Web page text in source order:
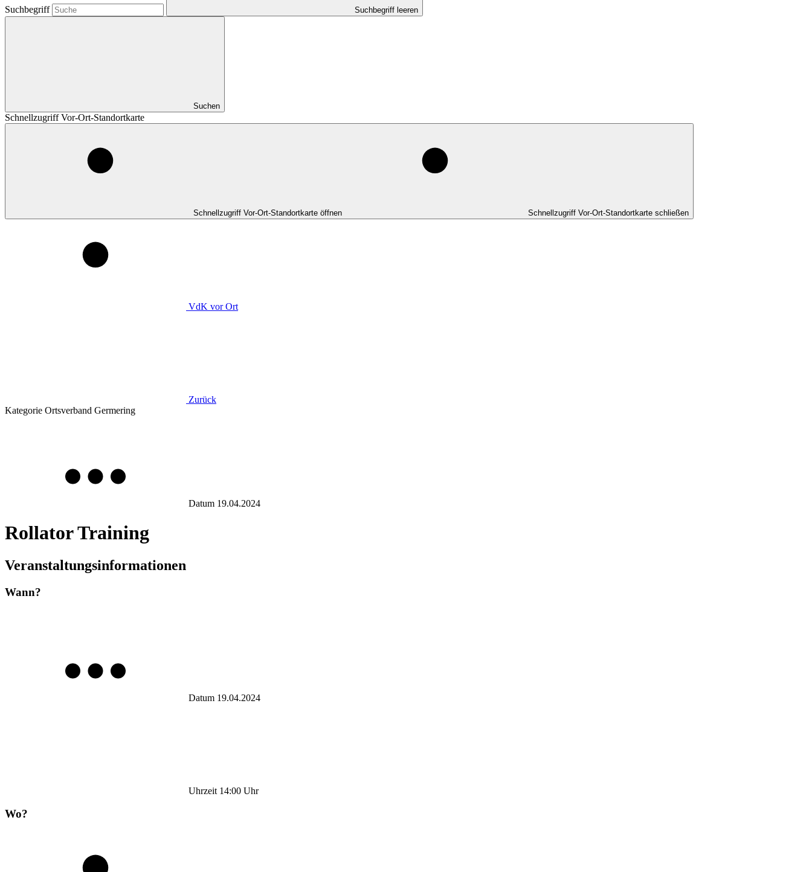
Suchbegriff Suchbegriff leeren
Suchen
Schnellzugriff Vor-Ort-Standortkarte
Schnellzugriff Vor-Ort-Standortkarte öffnen Schnellzugriff Vor-Ort-Standortkarte schließen
VdK vor Ort
Zurück
Kategorie Ortsverband Germering
Datum 19.04.2024
Rollator Training
Veranstaltungsinformationen
Wann?
Datum 19.04.2024
Uhrzeit 14:00 Uhr
Wo?